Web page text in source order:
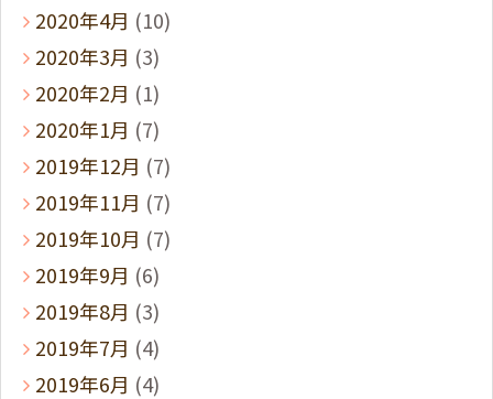
2020年4月 (10)
2020年3月 (3)
2020年2月 (1)
2020年1月 (7)
2019年12月 (7)
2019年11月 (7)
2019年10月 (7)
2019年9月 (6)
2019年8月 (3)
2019年7月 (4)
2019年6月 (4)